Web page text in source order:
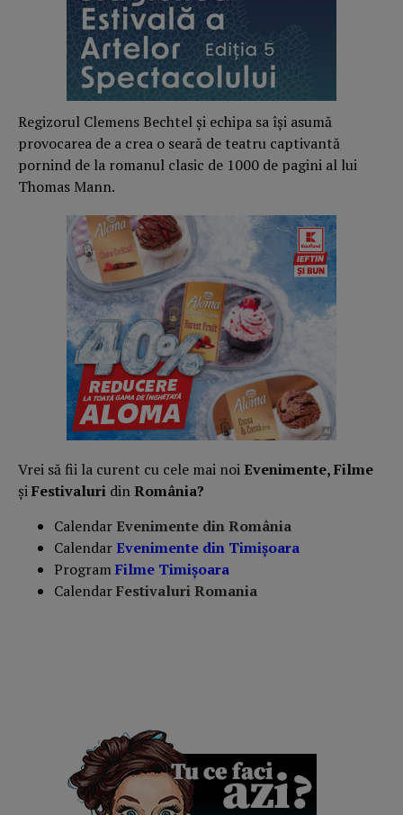
Regizorul Clemens Bechtel și echipa sa își asumă
provocarea de a crea o seară de teatru captivantă
pornind de la romanul clasic de 1000 de pagini al lui
Thomas Mann.
Vrei să fii la curent cu cele mai noiEvenimente, Filme
șiFestivaluri dinRomânia?
Calendar Evenimente din România
CalendarEvenimente din Timișoara
ProgramFilme Timișoara
CalendarFestivaluri Romania